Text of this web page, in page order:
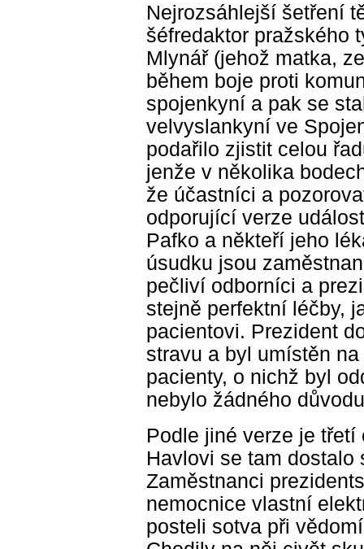
Nejrozsáhlejší šetření
šéfredaktor pražského
Mlynář (jehož matka,
během boje proti
spojenkyní a pak se
velvyslankyní ve
podařilo zjistit celou
jenže v několika
že účastníci a
odporující verze
Pafko a někteří jeho
úsudku jsou
pečliví odborníci a
stejně perfektní léčby,
pacientovi. Prezident
stravu a byl umístěn
pacienty, o nichž byl
nebylo žádného
Podle jiné verze je
Havlovi se tam
Zaměstnanci
nemocnice vlastní
posteli sotva při